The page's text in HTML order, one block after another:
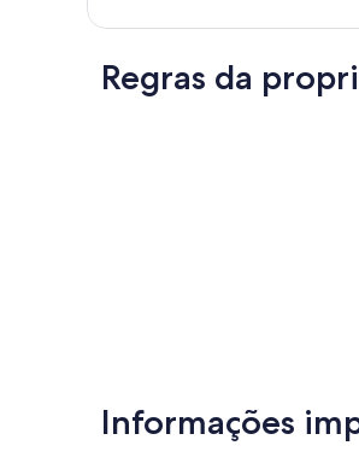
de
(1
avaliação)
Regras da
Informações